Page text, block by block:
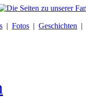
| Fotos | Geschichten |